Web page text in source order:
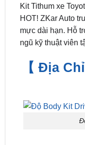
Kit Tithum xe
HOT! ZKar Auto
mực dài hạn. Hỗ
ngũ kỹ thuật viên
【 Địa